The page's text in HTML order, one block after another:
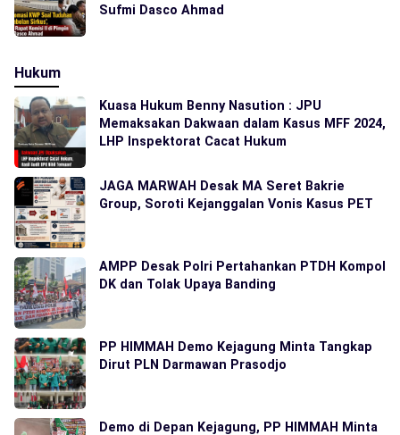
Sufmi Dasco Ahmad
Hukum
Kuasa Hukum Benny Nasution : JPU
Memaksakan Dakwaan dalam Kasus MFF 2024,
LHP Inspektorat Cacat Hukum
JAGA MARWAH Desak MA Seret Bakrie
Group, Soroti Kejanggalan Vonis Kasus PET
AMPP Desak Polri Pertahankan PTDH Kompol
DK dan Tolak Upaya Banding
PP HIMMAH Demo Kejagung Minta Tangkap
Dirut PLN Darmawan Prasodjo
Demo di Depan Kejagung, PP HIMMAH Minta